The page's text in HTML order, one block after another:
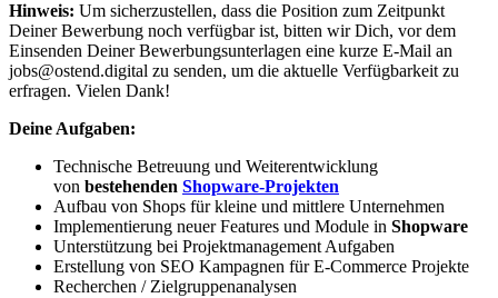
Hinweis: Um sicherzustellen, dass die Position zum Zeitpunkt
Deiner Bewerbung noch verfügbar ist, bitten wir Dich, vor dem
Einsenden Deiner Bewerbungsunterlagen eine kurze E-Mail an
jobs@ostend.digital zu senden, um die aktuelle Verfügbarkeit zu
erfragen. Vielen Dank!
Deine Aufgaben:
Technische Betreuung und Weiterentwicklung
von bestehenden Shopware-Projekten
Aufbau von Shops für kleine und mittlere Unternehmen
Implementierung neuer Features und Module in Shopware
Unterstützung bei Projektmanagement Aufgaben
Erstellung von SEO Kampagnen für E-Commerce Projekte
Recherchen / Zielgruppenanalysen